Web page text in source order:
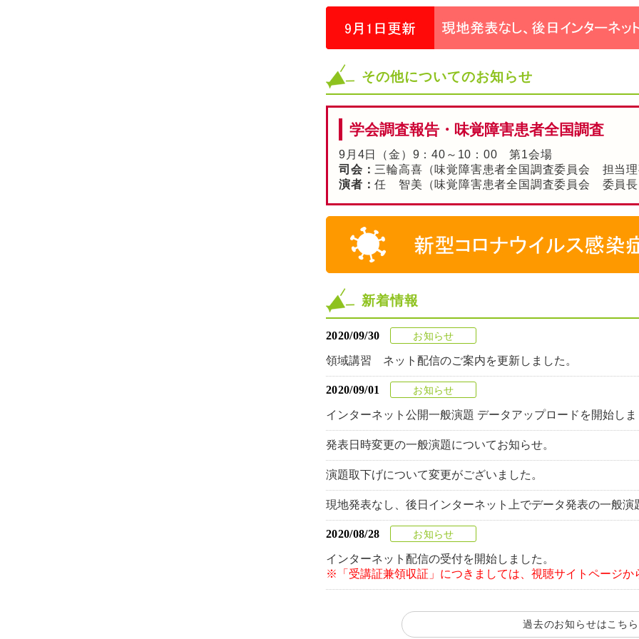
その他についてのお知らせ
学会調査報告・味覚障害患者全国調査
9月4日（金）9：40～10：00 第1会場
司会： 三輪高喜（味覚障害患者全国調査委員会 担当
演者：任 智美（味覚障害患者全国調査委員会 委員
新着情報
2020/09/30 お知らせ
領域講習 ネット配信のご案内を更新しました。
2020/09/01 お知らせ
インターネット公開一般演題 データアップロードを開始し
発表日時変更の一般演題についてお知らせ。
演題取下げについて変更がございました。
現地発表なし、後日インターネット上でデータ発表の一般
2020/08/28 お知らせ
インターネット配信の受付を開始しました。
※「受講証兼領収証」につきましては、視聴サイトページか
過去のお知らせはこちら